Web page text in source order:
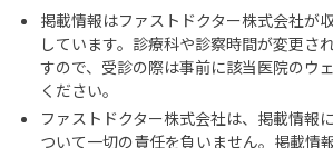
掲載情報はファストドクター株式会社が
しています。診療科や診察時間が変更さ
すので、受診の際は事前に該当医院のウ
ください。
ファストドクター株式会社は、掲載情報
ついて一切の責任を負いません。掲載情